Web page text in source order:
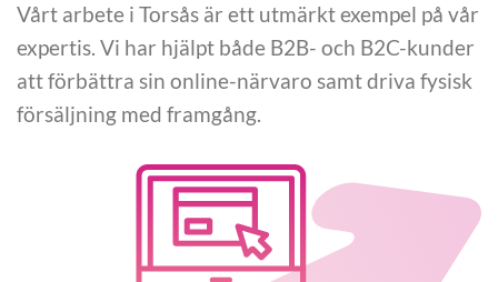
Vårt arbete i Torsås är ett utmärkt exempel på vår
expertis. Vi har hjälpt både B2B- och B2C-kunder
att förbättra sin online-närvaro samt driva fysisk
försäljning med framgång.